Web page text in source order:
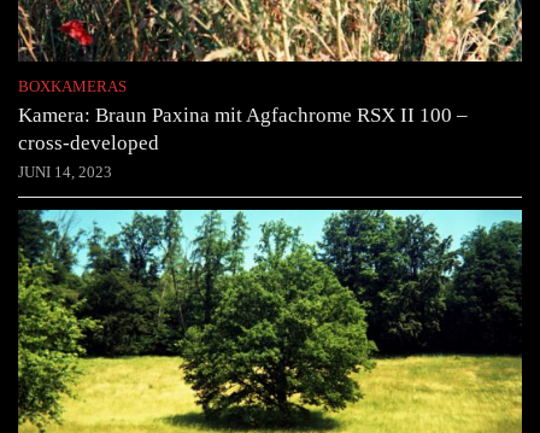
BOXKAMERAS
Kamera: Braun Paxina mit Agfachrome RSX II 100 –
cross-developed
JUNI 14, 2023